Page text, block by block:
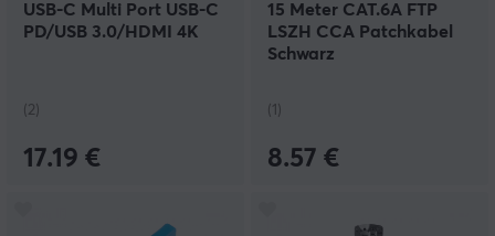
USB-C Multi Port USB-C
PD/USB 3.0/HDMI 4K
(2)
17.19 €
15 Meter CAT.6A FTP
LSZH CCA Patchkabel
Schwarz
(1)
8.57 €